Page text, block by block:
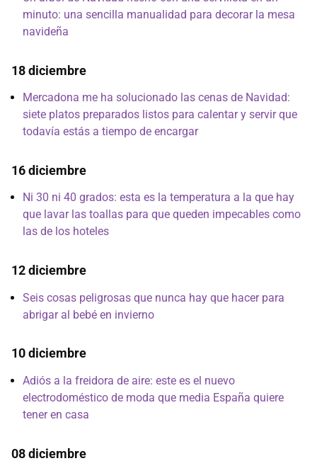
minuto: una sencilla manualidad para decorar la mesa
navideña
18 diciembre
Mercadona me ha solucionado las cenas de Navidad:
siete platos preparados listos para calentar y servir que
todavía estás a tiempo de encargar
16 diciembre
Ni 30 ni 40 grados: esta es la temperatura a la que hay
que lavar las toallas para que queden impecables como
las de los hoteles
12 diciembre
Seis cosas peligrosas que nunca hay que hacer para
abrigar al bebé en invierno
10 diciembre
Adiós a la freidora de aire: este es el nuevo
electrodoméstico de moda que media España quiere
tener en casa
08 diciembre